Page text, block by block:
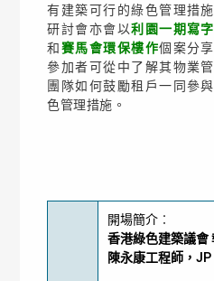
有建築可行的綠色管理措施
研討會亦會以利園一期寫
和賽馬會環保樓作個案分享
參加者可從中了解其物業
團隊如何鼓勵租戶一同參
色管理措施。
開場簡介︰
香港綠色建築議會
陳永康工程師，JP